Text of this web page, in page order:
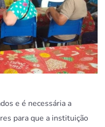
e é necessária a
para que a instituição